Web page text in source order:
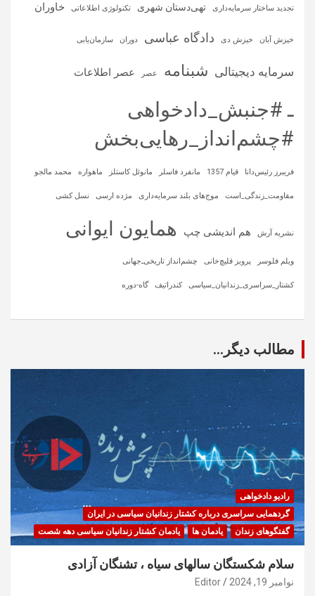
تجدید ساختار سرمایه‌داری تهی‌دستان شهری تکنولوژی اطلاعاتی خاوران
خیزش آبان خیزش دی دادگاه عباسی دوران سازمان‌یابی
سرمایه‌ دیجیتالی شبنامه عصر عصر اطلاعات
ـ #جنبش_دادخواهی
#چشم‌انداز_رهایی‌بخش
فریبرز رئیس‌دانا قیام 1357 مانفرد فاسلر مانوئل کاستلز ماهواره‌ محمد مالجو
مقاومت_زندگی_است موج‌های بلند سرمایه‌داری مژده ارسی نسل کشی
نشریه آرش هم اندیشی چپ همایون ایوانی
ویلم فلوسر پرویز قلیچ‌خانی چشم‌انداز تاریخی‌ـ‌جهانی
کشتار_سراسری_زندانیان_سیاسی کندراتیف گاه-دوره
مطالب دیگر...
رادیو دادخواهی
گردهمایی سراسری درباره کشتار زندانیان سیاسی در ایران
گفتگوهای زندان
یادمان ها یادمان کشتار زندانیان سیاسی دهه شصت
سلام شکستگان سالهای سیاه ، تشنگان آزادی
نوامبر 19, 2024 Editor